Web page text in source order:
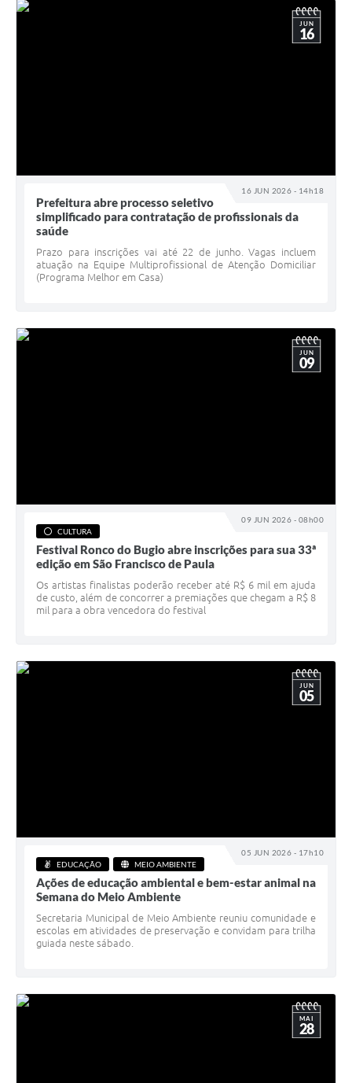
16 JUN 2026 - 14h18
JUN
16
Prefeitura abre processo seletivo
simplificado para contratação de profissionais da
saúde
Prazo para inscrições vai até 22 de junho. Vagas incluem
atuação na Equipe Multiprofissional de Atenção Domiciliar
(Programa Melhor em Casa)
09 JUN 2026 - 08h00
JUN
09
CULTURA
Festival Ronco do Bugio abre inscrições para sua 33ª
edição em São Francisco de Paula
Os artistas finalistas poderão receber até R$ 6 mil em ajuda
de custo, além de concorrer a premiações que chegam a R$ 8
mil para a obra vencedora do festival
05 JUN 2026 - 17h10
JUN
05
EDUCAÇÃO MEIO AMBIENTE
Ações de educação ambiental e bem-estar animal na
Semana do Meio Ambiente
Secretaria Municipal de Meio Ambiente reuniu comunidade e
escolas em atividades de preservação e convidam para trilha
guiada neste sábado.
MAI
28